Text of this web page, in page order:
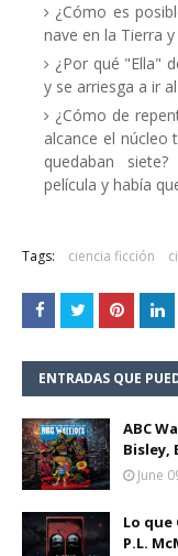
¿Cómo es
nave en la Tierra
¿Por qué "Ella"
y se arriesga a ir
¿Cómo de
alcance el
quedaban
película y había
Tags: ciencia ficción
ENTRADAS QUE
ABC
Bisley,
June
Lo que
P.L.